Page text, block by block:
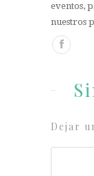
eventos,
nuestros
Dejar